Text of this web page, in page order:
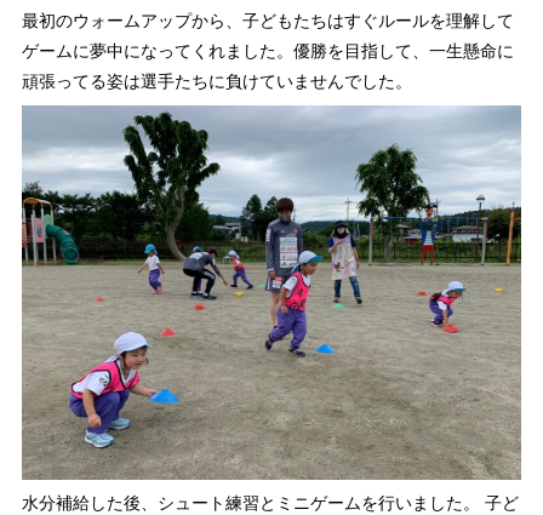
最初のウォームアップから、子どもたちはすぐルールを理解して
ゲームに夢中になってくれました。優勝を目指して、一生懸命に
頑張ってる姿は選手たちに負けていませんでした。
水分補給した後、シュート練習とミニゲームを行いました。 子ど